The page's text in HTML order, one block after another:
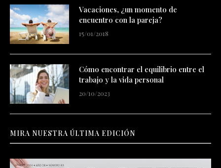
Vacaciones, ¿un momento de
encuentro con la pareja?
15/01/2018
Cómo encontrar el equilibrio entre el
trabajo y la vida personal
20/10/2023
MIRA NUESTRA ÚLTIMA EDICIÓN